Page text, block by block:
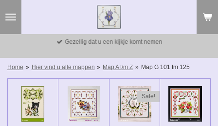
direct
Gezellig dat u een kijkje komt nemen
Home » Hier vind u alle mappen » Map A t/m Z » Map G 101 tm 125
Sale!